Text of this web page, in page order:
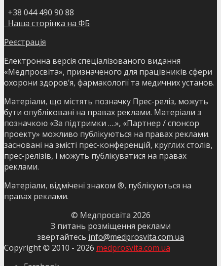
+38 044 490 90 88
Наша сторінка на ФБ
Реєстрація
Електронна версія спеціалізованого видання
«Медпросвіта», призначеного для працівників сфери
охорони здоров’я, фармакології та медичних установ.
Матеріали, що містять позначку Прес-реліз, можуть
бути опубліковані на правах реклами. Матеріали з
позначкою «За підтримки ….», «Партнер / спонсор
проекту» можливо публікуються на правах реклами.
засновані на змісті прес-конференцій, круглих столів,
прес-релізів, і можуть публікуватися на правах
реклами.
Матеріали, відмічені знаком ®, публікуються на
правах реклами.
© Медпросвіта 2026
З питань розміщення реклами
звертайтесь info@medprosvita.com.ua
Copyright © 2010 - 2026 medprosvita.com.ua